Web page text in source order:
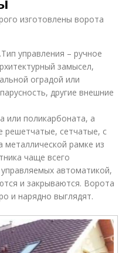
изготовлены ворота
управления – ручное
замысел,
оградой или
другие внешние
или поликарбоната, а
решетчатые, сетчатые, с
металлической рамке из
чаще всего
автоматикой,
и закрываются. Ворота
и нарядно выглядят.